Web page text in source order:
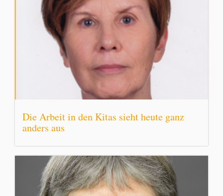
Die Arbeit in den Kitas sieht heute ganz
anders aus